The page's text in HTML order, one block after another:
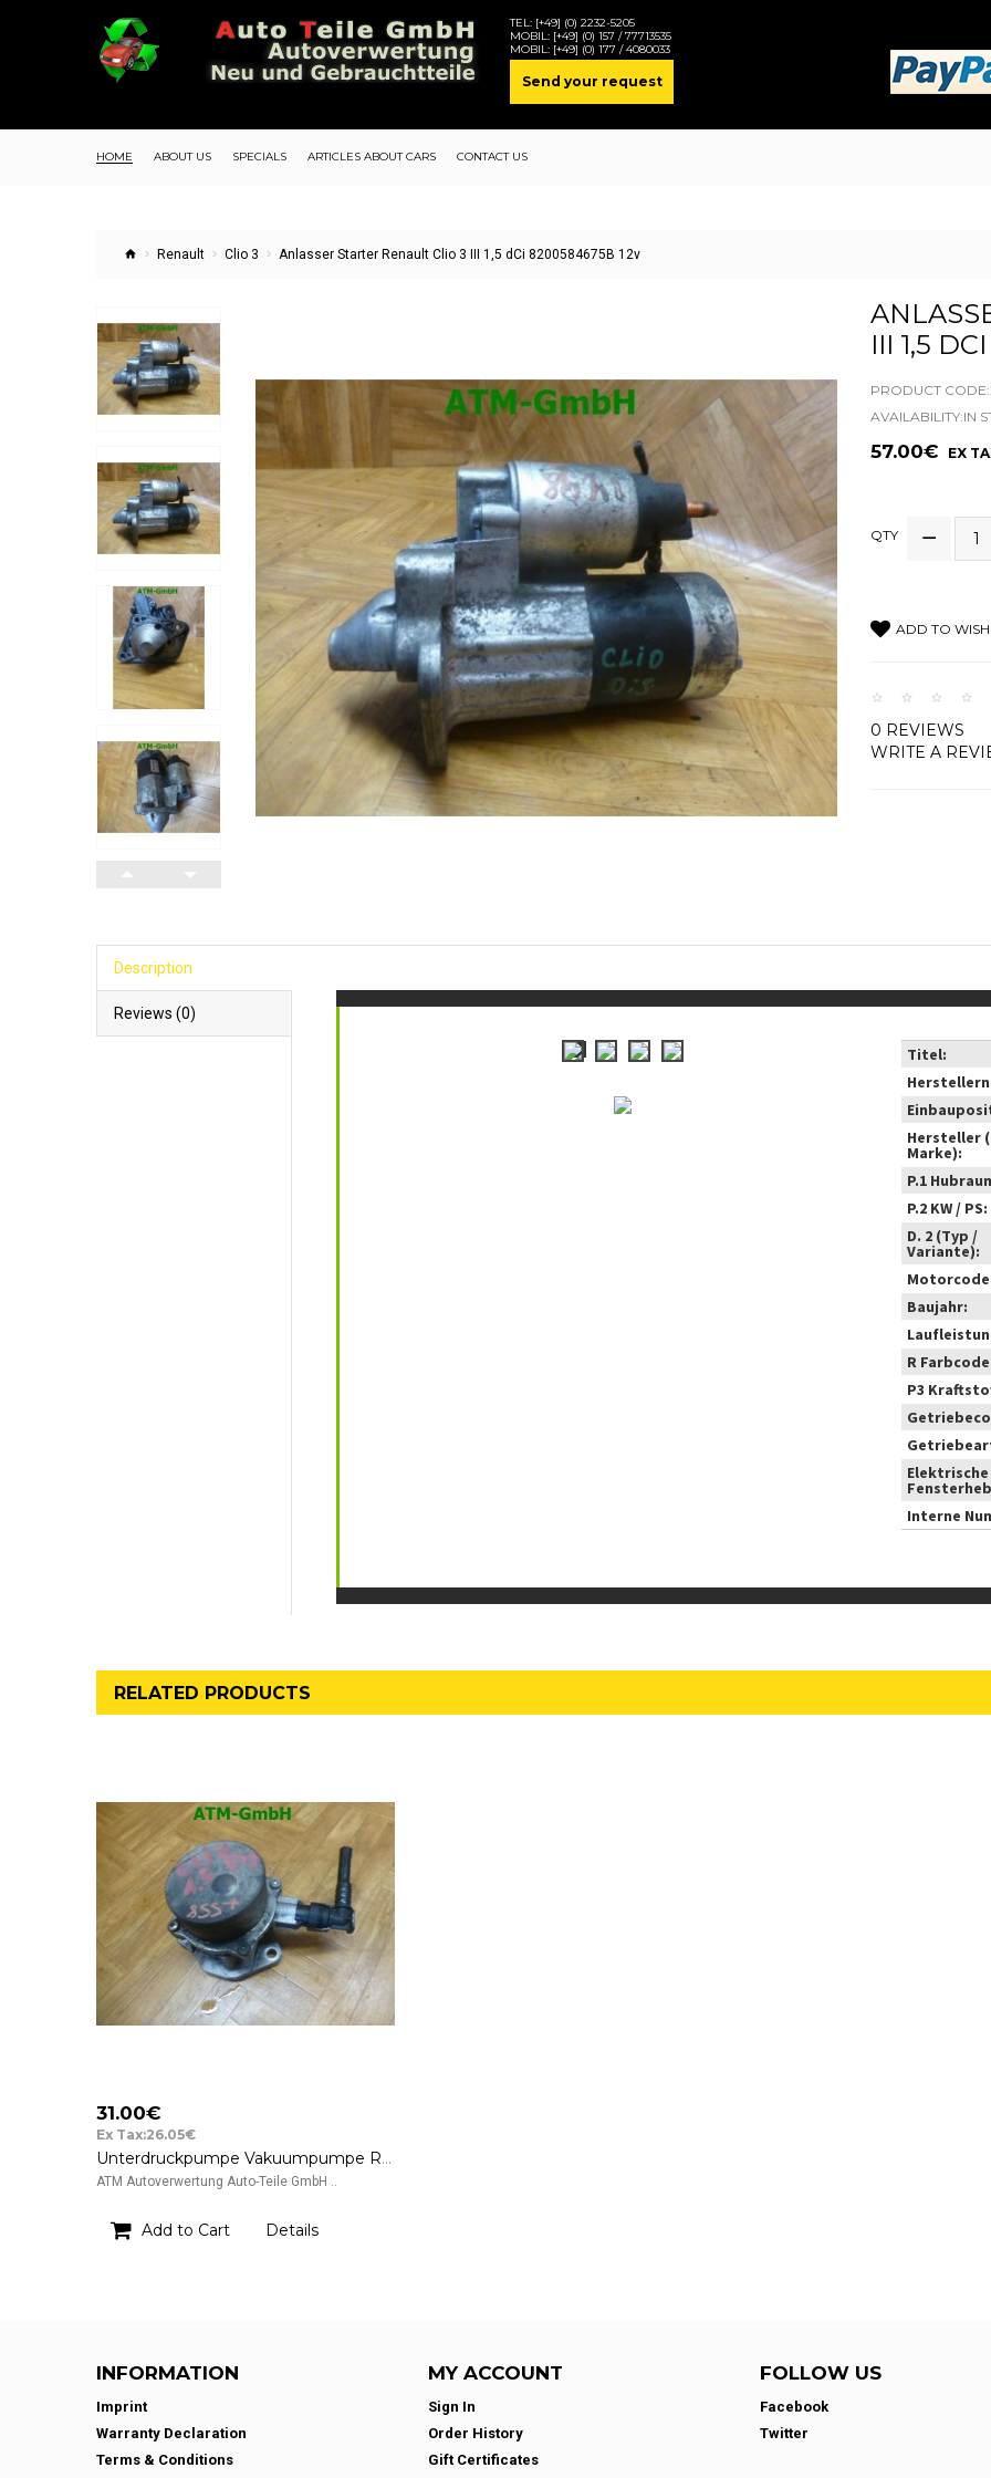
TEL: [+49] (0) 2232-5205
MOBIL: [+49] (0) 157 / 77713535
MOBIL: [+49] (0) 177 / 4080033
Send your request
HOME ABOUT US SPECIALS ARTICLES ABOUT CARS CONTACT US
Renault Clio 3 Anlasser Starter Renault Clio 3 III 1,5 dCi 8200584675B 12v
III 1,5
PRODUCT
AVAILABILITY:IN
57.00€ EX
QTY
ADD TO WISH
0 REVIEWS
WRITE A
Description
Reviews (0)
Titel:
Hersteller
Marke):
P.1
P.2 KW / PS:
D. 2 (Typ /
Variante):
Baujahr:
R
P3
Elektrische
Interne
RELATED PRODUCTS
31.00€
Ex Tax:26.05€
Unterdruckpumpe Vakuumpumpe Renault Clio 3 III 1.5 dCi Pierburg 7.22389.12D
ATM Autoverwertung Auto-Teile GmbH ..
Add to Cart Details
INFORMATION
Imprint
Warranty Declaration
Terms & Conditions
MY ACCOUNT
Sign In
Order History
Gift Certificates
FOLLOW US
Facebook
Twitter